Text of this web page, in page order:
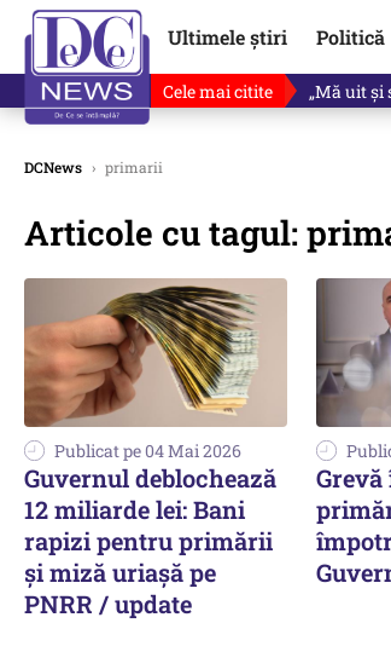
Ultimele știri Politică
Cele mai citite Revine în
DCNews › primarii
Articole cu tagul:
Publicat pe 04 Mai 2026
Guvernul deblochează
12 miliarde lei: Bani
rapizi pentru primării
și miză uriașă pe
PNRR / update
Grevă